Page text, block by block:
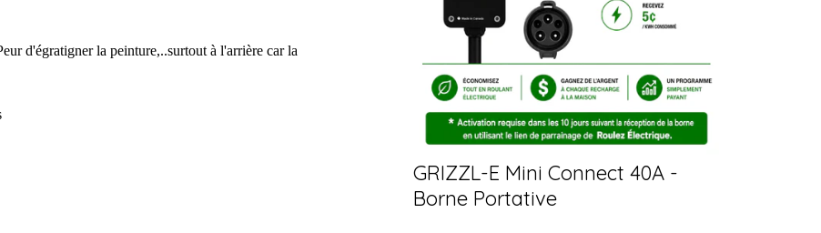
GRIZZL-E Mini Connect 40A -
Borne Portative